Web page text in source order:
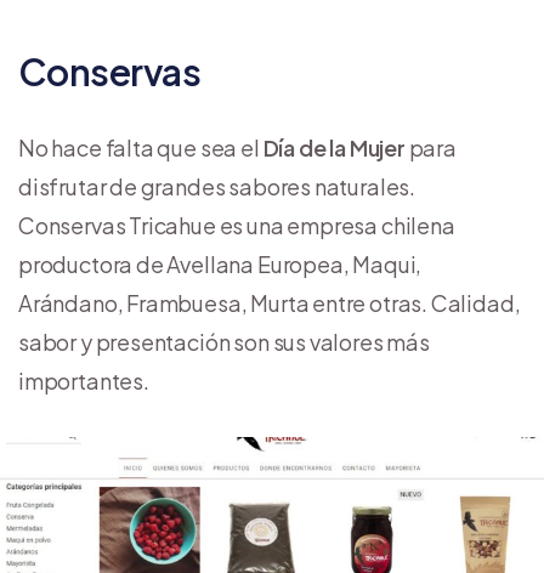
Conservas
No hace falta que sea el Día de la Mujer para
disfrutar de grandes sabores naturales.
Conservas Tricahue es una empresa chilena
productora de Avellana Europea, Maqui,
Arándano, Frambuesa, Murta entre otras. Calidad,
sabor y presentación son sus valores más
importantes.